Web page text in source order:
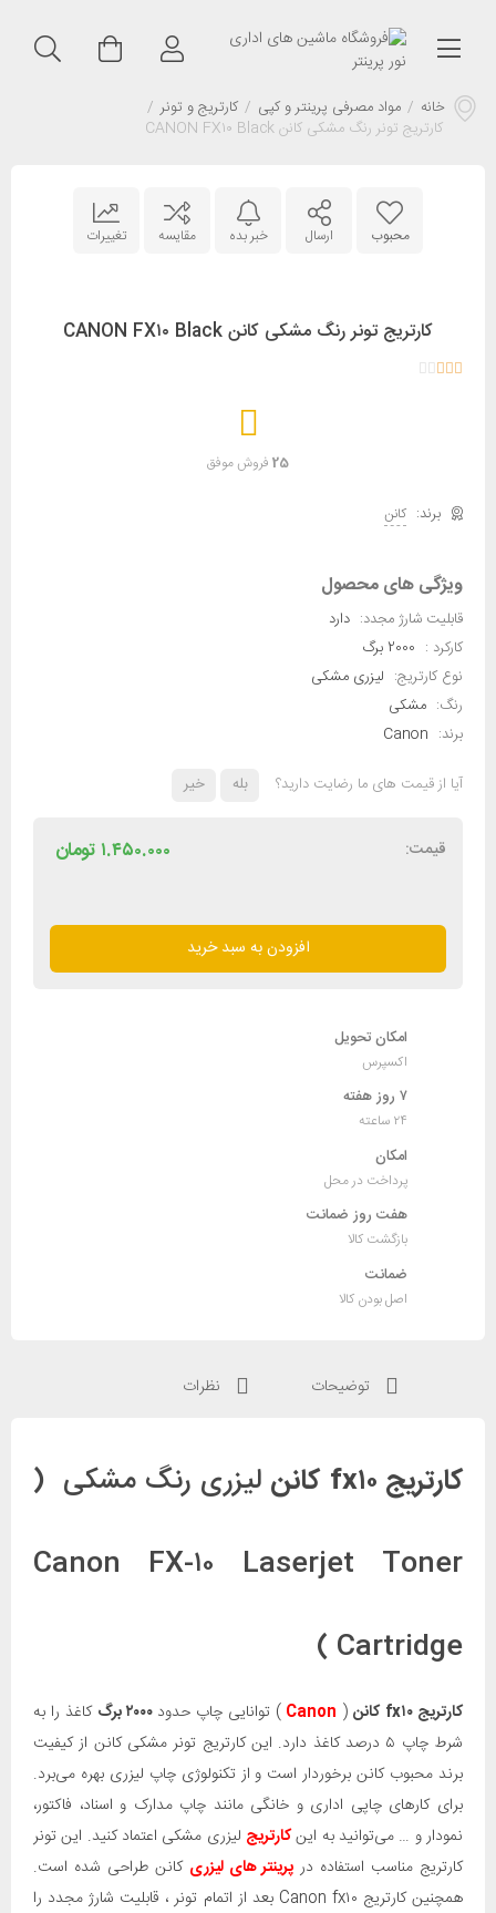
خانه / مواد مصرفی پرینتر و کپی / کارتریج و تونر /
کارتریج تونر رنگ مشکی کانن CANON FX۱۰ Black
محبوب ارسال خبر بده مقایسه تغییرات
کارتریج تونر رنگ مشکی کانن CANON FX۱۰ Black
25 فروش موفق
کانن
ویژگی های محصول
قابلیت شارژ مجدد: دارد
کارکرد :
نوع کارتریج: لیزری مشکی
رنگ: مشکی
برند:
آیا از قیمت های ما رضایت دارید؟ بله خیر
قیمت: تومان ۱.۴۵۰.۰۰۰
تونر
CANON
افزودن به سبد خرید
امکان تحویل
اکسپرس
۷ روز هفته
۲۴ ساعته
امکان
پرداخت در محل
هفت روز ضمانت
بازگشت کالا
ضمانت
اصل بودن کالا
توضیحات نظرات
کارتریج fx۱۰ کانن لیزری رنگ مشکی (
Canon FX-۱۰ Laserjet Toner
Cartridge )
کارتریج fx۱۰ کانن (
Canon ) توانایی چاپ حدود
کاغذ را به
شرط چاپ ۵ درصد کاغذ دارد. این کارتریج تونر مشکی کانن از کیفیت
برند محبوب کانن برخوردار است و از تکنولوژی چاپ لیزری بهره می‌برد.
برای کارهای چاپی اداری و خانگی مانند چاپ مدارک و اسناد، فاکتور،
نمودار و … می‌توانید به اینکارتریج لیزری مشکی اعتماد کنید. این تونر
کارتریج مناسب استفاده در پرینتر های لیزری کانن طراحی شده است.
همچنین کارتریج Canon fx۱۰ بعد از اتمام تونر ، قابلیت شارژ مجدد را